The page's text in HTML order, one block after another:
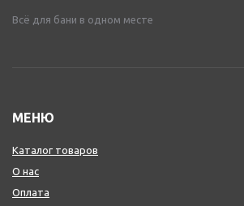
Всё для бани в одном месте
МЕНЮ
Каталог товаров
О нас
Оплата